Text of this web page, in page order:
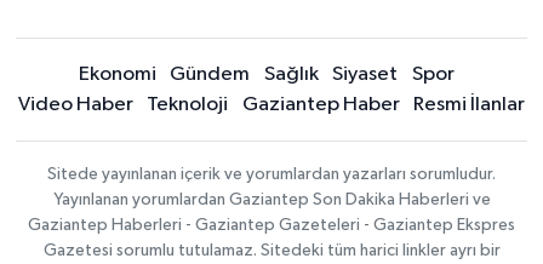
Ekonomi Gündem Sağlık Siyaset
Spor
Video Haber
Teknoloji Gaziantep Haber Resmi İlanlar
Sitede yayınlanan içerik ve yorumlardan yazarları sorumludur.
Yayınlanan yorumlardan Gaziantep Son Dakika Haberleri ve
Gaziantep Haberleri - Gaziantep Gazeteleri - Gaziantep Ekspres
Gazetesi sorumlu tutulamaz. Sitedeki tüm harici linkler ayrı bir